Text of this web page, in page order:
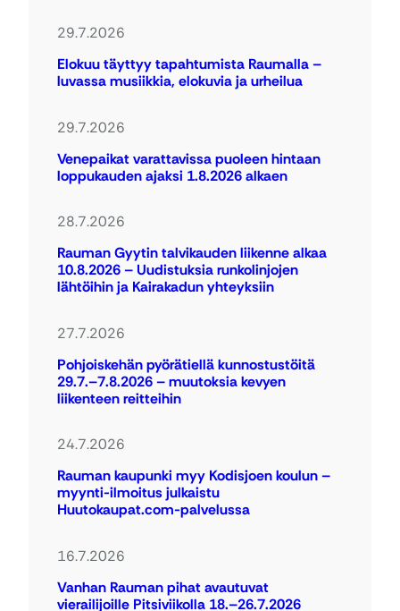
29.7.2026
Elokuu täyttyy tapahtumista Raumalla –
luvassa musiikkia, elokuvia ja urheilua
29.7.2026
Venepaikat varattavissa puoleen hintaan
loppukauden ajaksi 1.8.2026 alkaen
28.7.2026
Rauman Gyytin talvikauden liikenne alkaa
10.8.2026 – Uudistuksia runkolinjojen
lähtöihin ja Kairakadun yhteyksiin
27.7.2026
Pohjoiskehän pyörätiellä kunnostustöitä
29.7.–7.8.2026 – muutoksia kevyen
liikenteen reitteihin
24.7.2026
Rauman kaupunki myy Kodisjoen koulun –
myynti-ilmoitus julkaistu
Huutokaupat.com-palvelussa
16.7.2026
Vanhan Rauman pihat avautuvat
vierailijoille Pitsiviikolla 18.–26.7.2026